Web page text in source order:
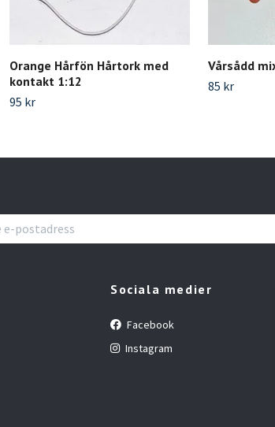
Orange Hårfön Hårtork med
kontakt 1:12
95 kr
Vårsådd
85 kr
Sociala medier
Facebook
Instagram